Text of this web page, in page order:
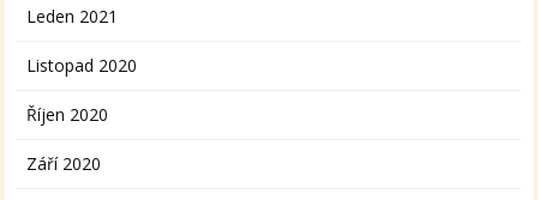
Leden 2021
Listopad 2020
Říjen 2020
Září 2020